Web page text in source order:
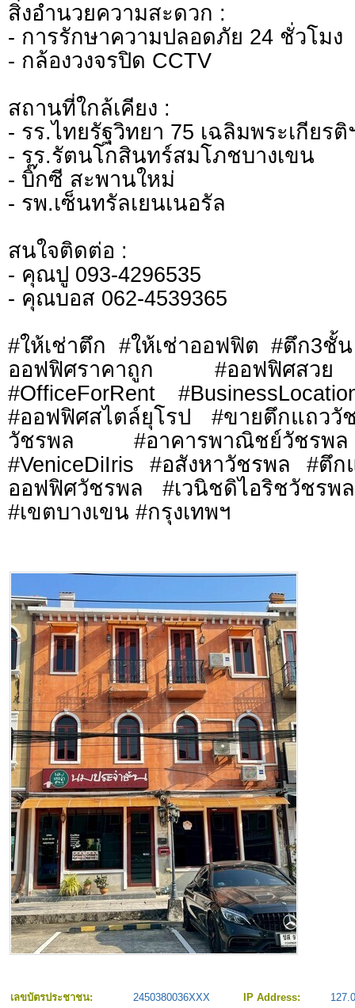
สิ่งอำนวยความสะดวก :
- การรักษาความปลอดภัย 24 ชั่วโมง
- กล้องวงจรปิด CCTV
สถานที่ใกล้เคียง :
- รร.ไทยรัฐวิทยา 75 เฉลิมพระเกียรติ
- รร.รัตนโกสินทร์สมโภชบางเขน
- บิ๊กซี สะพานใหม่
- รพ.เซ็นทรัลเยนเนอรัล
สนใจติดต่อ :
- คุณปู 093-4296535
- คุณบอส 062-4539365
#ให้เช่าตึก #ให้เช่าออฟฟิต #ตึก3ชั้
ออฟฟิศราคาถูก #ออฟฟิศสวย
#OfficeForRent
#ออฟฟิศสไตล์ยุโรป #ขายตึกแถววั
วัชรพล #อาคารพาณิชย์วัชรพ
#VeniceDiIris #อสังหาวัชรพล #ตึ
ออฟฟิศวัชรพล #เวนิชดิไอริชวัชรพ
#เขตบางเขน #กรุงเทพฯ
เลขบัตรประชาชน: 2450380036XXX IP Address: